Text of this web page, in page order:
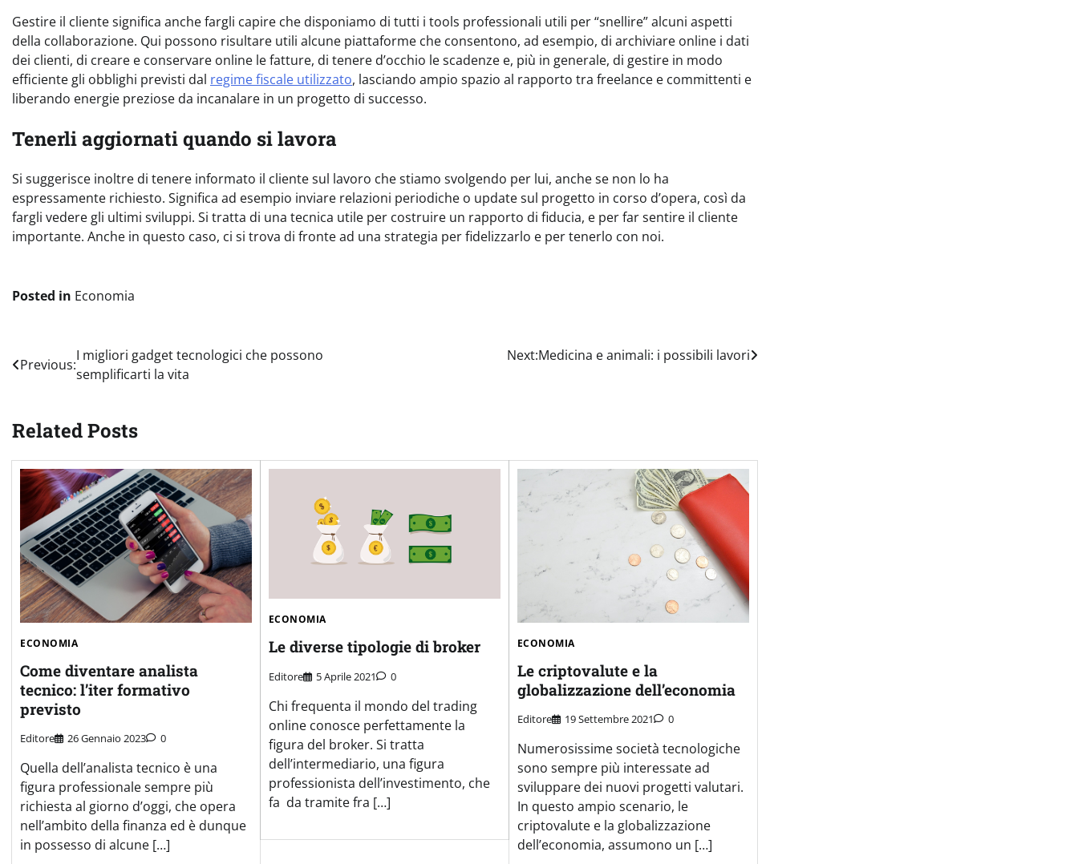
Gestire il cliente significa anche fargli capire che disponiamo di tutti i tools professionali utili per “snellire” alcuni aspetti
della collaborazione. Qui possono risultare utili alcune piattaforme che consentono, ad esempio, di archiviare online i dati
dei clienti, di creare e conservare online le fatture, di tenere d’occhio le scadenze e, più in generale, di gestire in modo
efficiente gli obblighi previsti dal regime fiscale utilizzato, lasciando ampio spazio al rapporto tra freelance e committenti e
liberando energie preziose da incanalare in un progetto di successo.
Tenerli aggiornati quando si lavora
Si suggerisce inoltre di tenere informato il cliente sul lavoro che stiamo svolgendo per lui, anche se non lo ha
espressamente richiesto. Significa ad esempio inviare relazioni periodiche o update sul progetto in corso d’opera, così da
fargli vedere gli ultimi sviluppi. Si tratta di una tecnica utile per costruire un rapporto di fiducia, e per far sentire il cliente
importante. Anche in questo caso, ci si trova di fronte ad una strategia per fidelizzarlo e per tenerlo con noi.
Posted in Economia
Navigazione
articoli
Previous:
I migliori gadget tecnologici che possono
semplificarti la vita
Next:Medicina e animali: i possibili lavori
Related Posts
ECONOMIA
Come diventare analista
tecnico: l’iter formativo
previsto
Editore 26 Gennaio 2023 0
Quella dell’analista tecnico è una
figura professionale sempre più
richiesta al giorno d’oggi, che opera
nell’ambito della finanza ed è dunque
in possesso di alcune […]
ECONOMIA
Le diverse tipologie di broker
Editore 5 Aprile 2021 0
Chi frequenta il mondo del trading
online conosce perfettamente la
figura del broker. Si tratta
dell’intermediario, una figura
professionista dell’investimento, che
fa da tramite fra […]
ECONOMIA
Le criptovalute e la
globalizzazione dell’economia
Editore 19 Settembre 2021 0
Numerosissime società tecnologiche
sono sempre più interessate ad
sviluppare dei nuovi progetti valutari.
In questo ampio scenario, le
criptovalute e la globalizzazione
dell’economia, assumono un […]